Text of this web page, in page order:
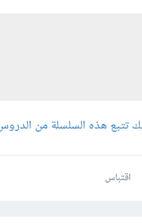
تتبع هذه السلسلة من
اقتباس